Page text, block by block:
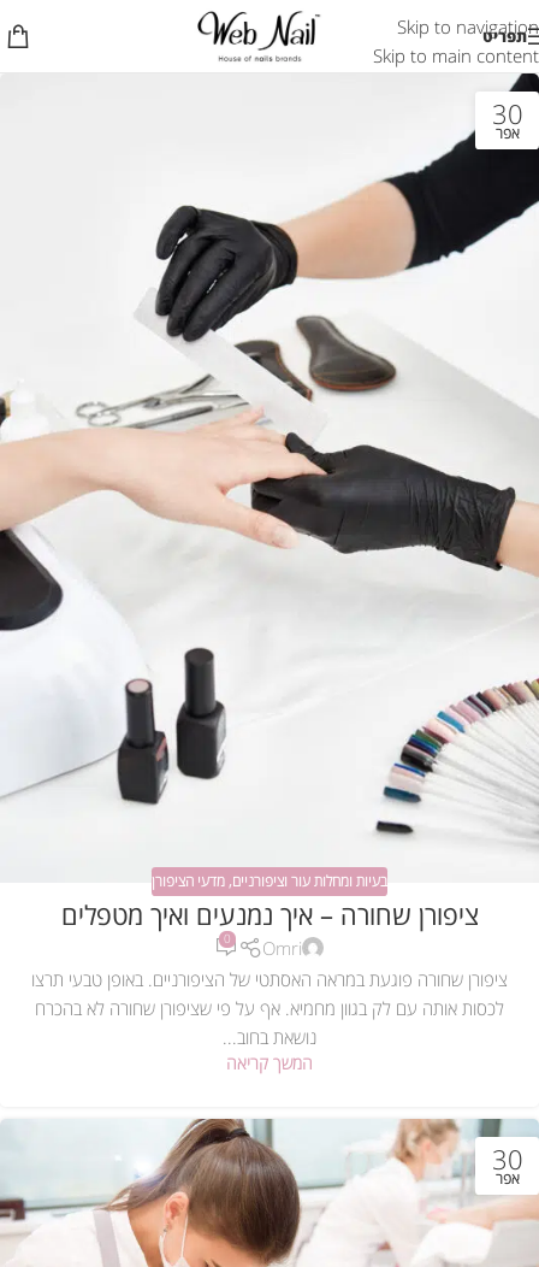
Skip to navigation
Skip to main content
תפריט
30
אפר
בעיות ומחלות עור וציפורניים, מדעי הציפורן
ציפורן שחורה – איך נמנעים ואיך מטפלים
Omri
0
ציפורן שחורה פוגעת במראה האסתטי של הציפורניים. באופן טבעי תרצו
לכסות אותה עם לק בגוון מחמיא. אף על פי שציפורן שחורה לא בהכרח
נושאת בחוב...
המשך קריאה
30
אפר